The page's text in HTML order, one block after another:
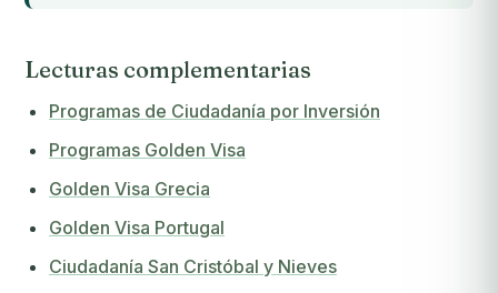
Lecturas complementarias
Programas de Ciudadanía por Inversión
Programas Golden Visa
Golden Visa Grecia
Golden Visa Portugal
Ciudadanía San Cristóbal y Nieves